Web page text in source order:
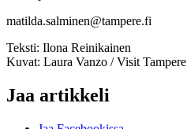
matilda.salminen@tampere.fi
Teksti: Ilona Reinikainen
Kuvat: Laura Vanzo / Visit Tampere
Jaa artikkeli